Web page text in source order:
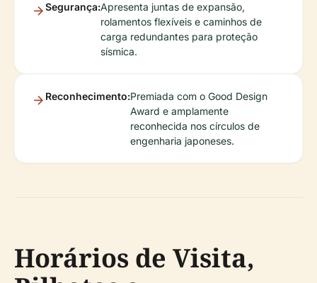
Segurança:Apresenta juntas de expansão,
rolamentos flexíveis e caminhos de
carga redundantes para proteção
sísmica.
Reconhecimento:Premiada com o Good Design
Award e amplamente
reconhecida nos círculos de
engenharia japoneses.
Horários de Visita,